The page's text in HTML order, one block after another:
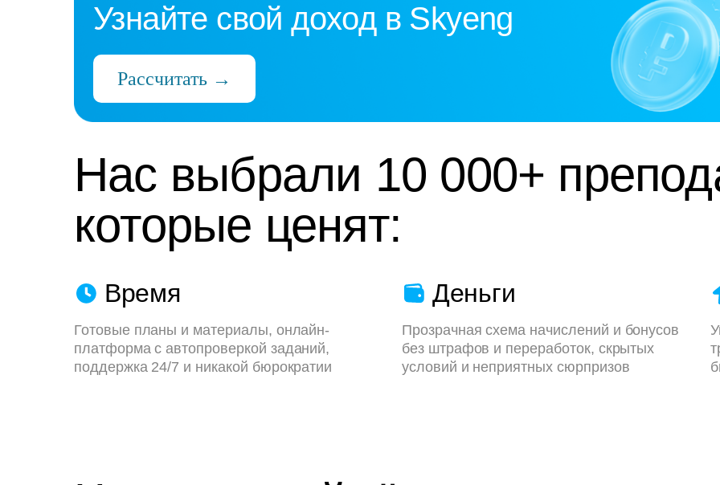
Узнайте свой доход в Skyeng
Рассчитать →
Нас выбрали 10 000+
которые ценят:
Время
Готовые планы и материалы, онлайн-
платформа с автопроверкой заданий,
поддержка 24/7 и никакой бюрократии
Деньги
Прозрачная схема начислений и бонусов
без штрафов и переработок, скрытых
условий и неприятных сюрпризов